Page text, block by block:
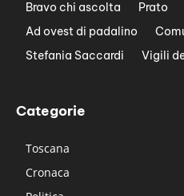
Bravo chi ascolta
Prato
Ad ovest di padalino
Stefania Saccardi
Vigili
Categorie
Toscana
Cronaca